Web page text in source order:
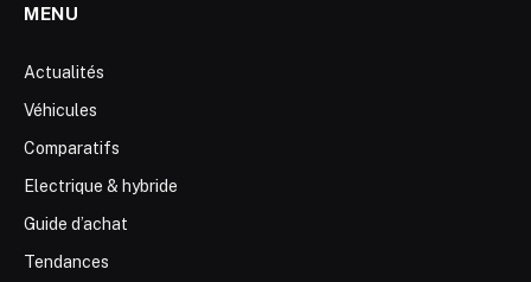
MENU
Actualités
Véhicules
Comparatifs
Electrique & hybride
Guide d’achat
Tendances